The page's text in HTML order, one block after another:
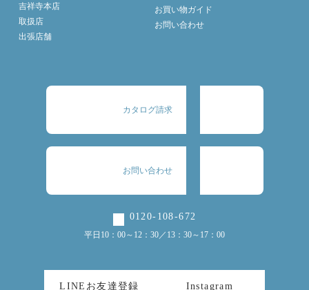
吉祥寺本店
取扱店
出張店舗
お買い物ガイド
お問い合わせ
カタログ請求
お問い合わせ
0120-108-672
平日10：00～12：30／13：30～17：00
LINEお友達登録 Instagram